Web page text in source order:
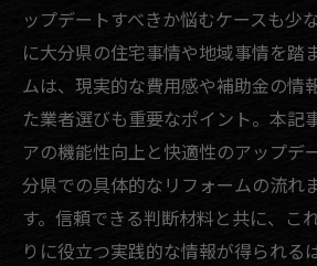
ップデートすべきか悩むケースも少
に大分県の住宅事情や地域事情を踏
ムは、現実的な費用感や補助金の情
た業者選びも重要なポイント。本記
アの機能性向上と快適性のアップデ
分県での具体的なリフォームの流れ
す。信頼できる判断材料と共に、こ
りに役立つ実践的な情報が得られる